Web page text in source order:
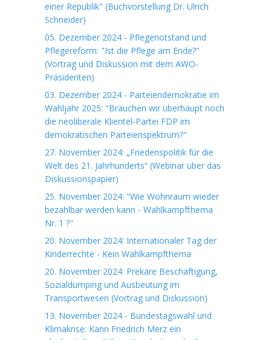
einer Republik" (Buchvorstellung Dr. Ulrich
Schneider)
05. Dezember 2024 - Pflegenotstand und
Pflegereform: "Ist die Pflege am Ende?"
(Vortrag und Diskussion mit dem AWO-
Präsidenten)
03. Dezember 2024 - Parteiendemokratie im
Wahljahr 2025: "Brauchen wir überhaupt noch
die neoliberale Klientel-Partei FDP im
demokratischen Parteienspektrum?"
27. November 2024: „Friedenspolitik für die
Welt des 21. Jahrhunderts“ (Webinar über das
Diskussionspapier)
25. November 2024: "Wie Wohnraum wieder
bezahlbar werden kann - Wahlkampfthema
Nr. 1 ?"
20. November 2024: Internationaler Tag der
Kinderrechte - Kein Wahlkampfthema
20. November 2024: Prekäre Beschäftigung,
Sozialdumping und Ausbeutung im
Transportwesen (Vortrag und Diskussion)
13. November 2024 - Bundestagswahl und
Klimakrise: Kann Friedrich Merz ein